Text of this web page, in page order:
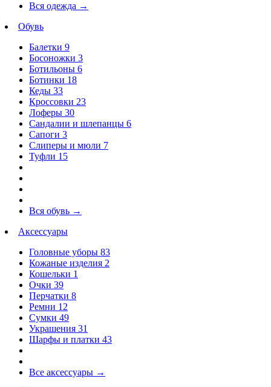
Вся одежда →
Обувь
Балетки 9
Босоножки 3
Ботильоны 6
Ботинки 18
Кеды 33
Кроссовки 23
Лоферы 30
Сандалии и шлепанцы 6
Сапоги 3
Слиперы и мюли 7
Туфли 15
Вся обувь →
Аксессуары
Головные уборы 83
Кожаные изделия 2
Кошельки 1
Очки 39
Перчатки 8
Ремни 12
Сумки 49
Украшения 31
Шарфы и платки 43
Все аксессуары →